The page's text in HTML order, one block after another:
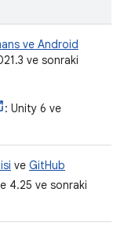
ve Android
ve sonraki
: Unity 6 ve
ve GitHub
4.25 ve sonraki